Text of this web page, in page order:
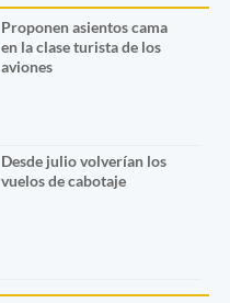
Proponen asientos cama
en la clase turista de los
aviones
Desde julio volverían los
vuelos de cabotaje